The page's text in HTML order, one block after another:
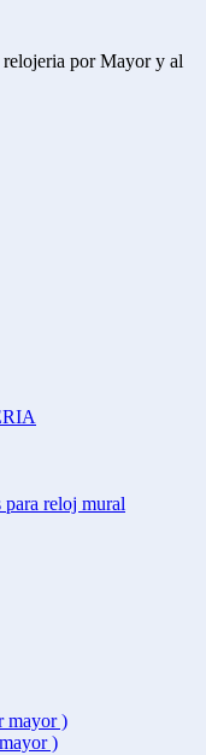
relojeria por Mayor y al
reloj mural
mayor )
)